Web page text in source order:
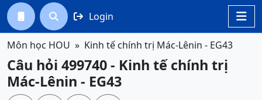

  Login
Môn học HOU Kinh tế chính trị Mác-Lênin - EG43
Câu hỏi 499740 - Kinh tế chính trị
Mác-Lênin - EG43